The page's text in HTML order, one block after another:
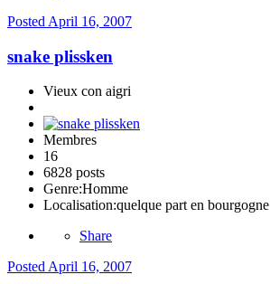
Posted April 16, 2007
snake plissken
Vieux con aigri
Membres
16
6828 posts
Genre:Homme
Localisation:quelque part en bourgogne
Share
Posted April 16, 2007